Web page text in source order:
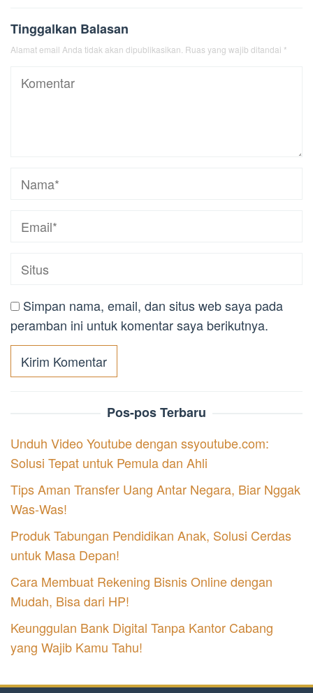
Tinggalkan Balasan
Alamat email Anda tidak akan dipublikasikan. Ruas yang wajib ditandai *
Simpan nama, email, dan situs web saya pada
peramban ini untuk komentar saya berikutnya.
Pos-pos Terbaru
Unduh Video Youtube dengan ssyoutube.com:
Solusi Tepat untuk Pemula dan Ahli
Tips Aman Transfer Uang Antar Negara, Biar Nggak
Was-Was!
Produk Tabungan Pendidikan Anak, Solusi Cerdas
untuk Masa Depan!
Cara Membuat Rekening Bisnis Online dengan
Mudah, Bisa dari HP!
Keunggulan Bank Digital Tanpa Kantor Cabang
yang Wajib Kamu Tahu!